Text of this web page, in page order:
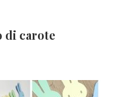
di carote